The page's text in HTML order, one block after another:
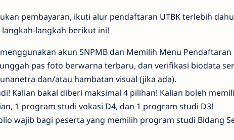
pembayaran, ikuti alur pendaftaran UTBK terlebih
langkah berikut ini!
akun SNPMB dan Memilih Menu Pendaftaran
pas foto berwarna terbaru, dan verifikasi biodata
dan/atau hambatan visual (jika ada).
Kalian bakal diberi maksimal 4 pilihan! Kalian boleh
1 program studi vokasi D4, dan 1 program studi D3!
wajib bagi peserta yang memilih program studi Bidang